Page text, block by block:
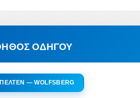
ΟΔΗΓΟΥ
— WOLFSBERG